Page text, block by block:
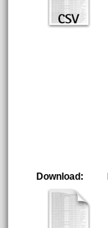
Download: